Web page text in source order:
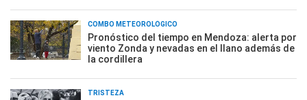
COMBO METEOROLÓGICO
Pronóstico del tiempo en Mendoza: alerta por
viento Zonda y nevadas en el llano además de
la cordillera
TRISTEZA